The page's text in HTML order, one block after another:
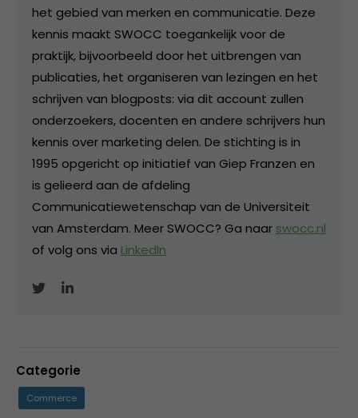
het gebied van merken en communicatie. Deze
kennis maakt SWOCC toegankelijk voor de
praktijk, bijvoorbeeld door het uitbrengen van
publicaties, het organiseren van lezingen en het
schrijven van blogposts: via dit account zullen
onderzoekers, docenten en andere schrijvers hun
kennis over marketing delen. De stichting is in
1995 opgericht op initiatief van Giep Franzen en
is gelieerd aan de afdeling
Communicatiewetenschap van de Universiteit
van Amsterdam. Meer SWOCC? Ga naar swocc.nl
of volg ons via LinkedIn
Categorie
Commerce